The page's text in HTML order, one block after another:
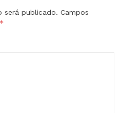
será publicado. Campos
*